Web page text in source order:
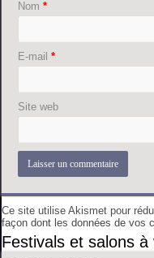
Nom*
E-mail*
Site web
Ce site utilise Akismet pour
façon dont les données de vos
Festivals et salons à